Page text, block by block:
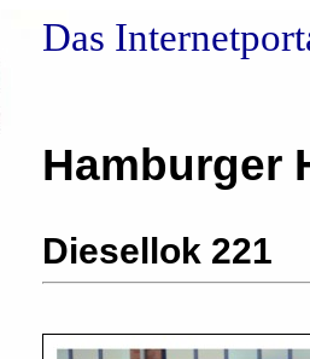
Das
Hamburger
Diesellok 221